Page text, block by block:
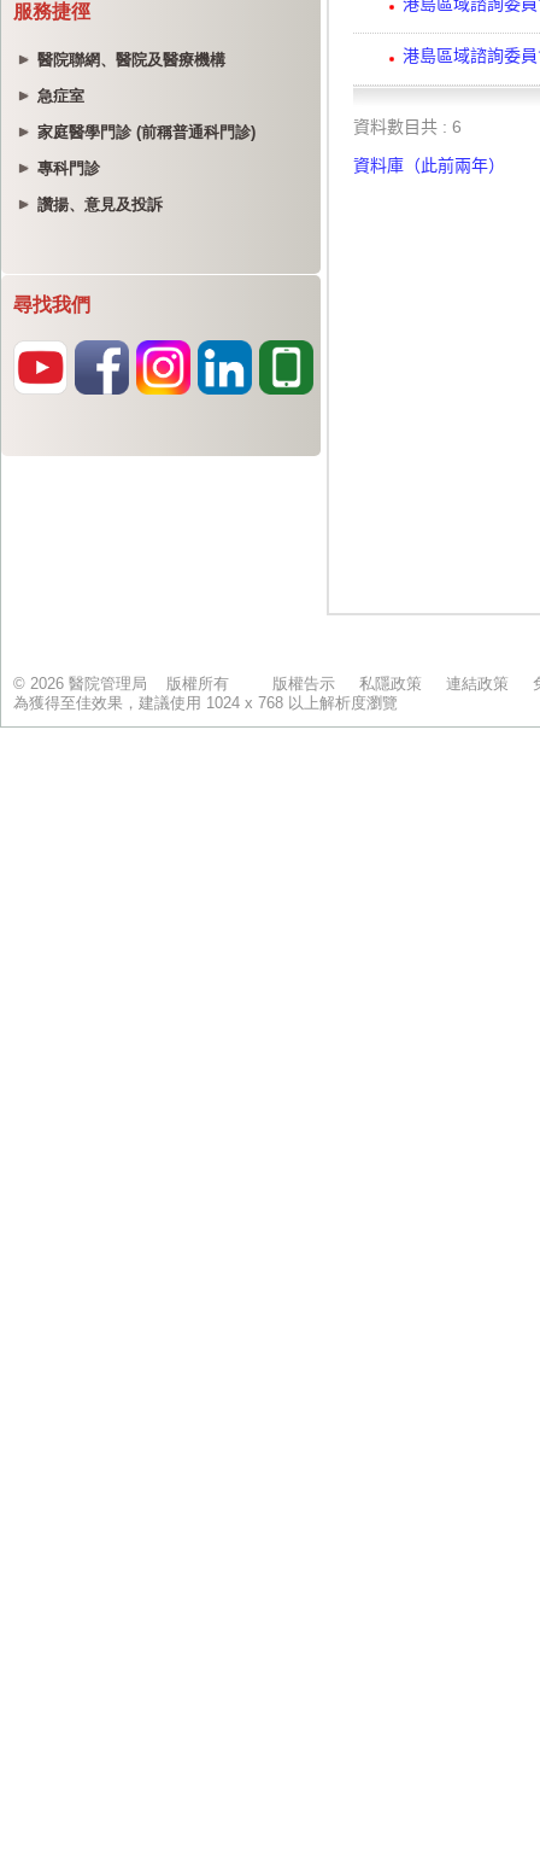
服務捷徑
醫院聯網、醫院及醫療機構
急症室
家庭醫學門診 (前稱普通科門診)
專科門診
讚揚、意見及投訴
尋找我們
© 2026 醫院管理局 版權所有 版權告示 私隱政策 連結政策
為獲得至佳效果，建議使用 1024 x 768 以上解析度瀏覽